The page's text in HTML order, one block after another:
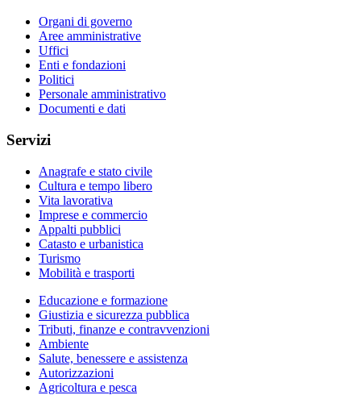
Organi di governo
Aree amministrative
Uffici
Enti e fondazioni
Politici
Personale amministrativo
Documenti e dati
Servizi
Anagrafe e stato civile
Cultura e tempo libero
Vita lavorativa
Imprese e commercio
Appalti pubblici
Catasto e urbanistica
Turismo
Mobilità e trasporti
Educazione e formazione
Giustizia e sicurezza pubblica
Tributi, finanze e contravvenzioni
Ambiente
Salute, benessere e assistenza
Autorizzazioni
Agricoltura e pesca